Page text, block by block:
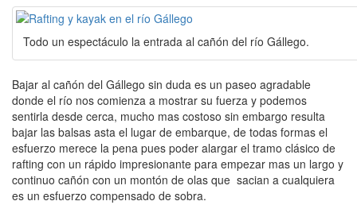
Todo un espectáculo la entrada al cañón del río Gállego.
Bajar al cañón del Gállego sin duda es un paseo agradable
donde el río nos comienza a mostrar su fuerza y podemos
sentirla desde cerca, mucho mas costoso sin embargo resulta
bajar las balsas asta el lugar de embarque, de todas formas el
esfuerzo merece la pena pues poder alargar el tramo clásico de
rafting con un rápido impresionante para empezar mas un largo y
continuo cañón con un montón de olas que sacian a cualquiera
es un esfuerzo compensado de sobra.